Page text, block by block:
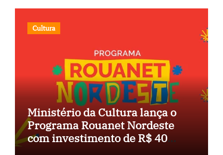
Cultura
Ministério da Cultura lança o
Programa Rouanet Nordeste
com investimento de R$ 40